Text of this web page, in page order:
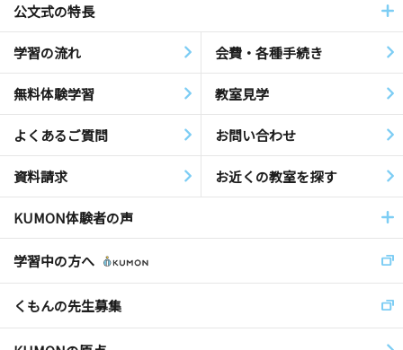
公文式の特長
学習の流れ 会費・各種手続き
無料体験学習 教室見学
よくあるご質問 お問い合わせ
資料請求 お近くの教室を探す
KUMON体験者の声
学習中の方へ
くもんの先生募集